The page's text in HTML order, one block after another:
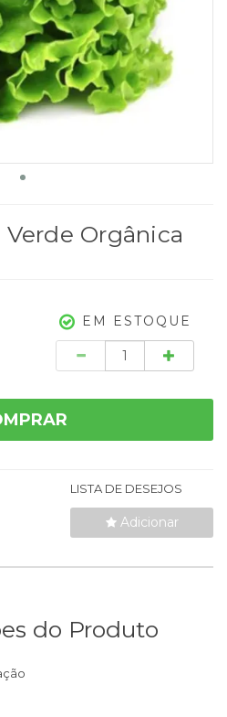
Orgânica
EM ESTOQUE
LISTA DE DESEJOS
Adicionar
do Produto